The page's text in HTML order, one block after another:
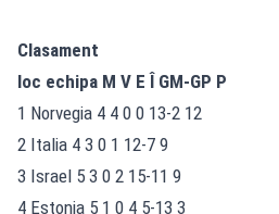
Clasament
loc echipa M V E Î GM-GP P
1 Norvegia 4 4 0 0 13-2 12
2 Italia 4 3 0 1 12-7 9
3 Israel 5 3 0 2 15-11 9
4 Estonia 5 1 0 4 5-13 3